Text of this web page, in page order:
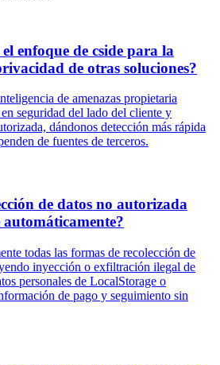
enfoque de cside para la
de otras soluciones?
de amenazas propietaria
seguridad del lado del cliente y
dándonos detección más rápida
de fuentes de terceros.
de datos no autorizada
automáticamente?
todas las formas de recolección de
inyección o exfiltración ilegal de
personales de LocalStorage o
de pago y seguimiento sin